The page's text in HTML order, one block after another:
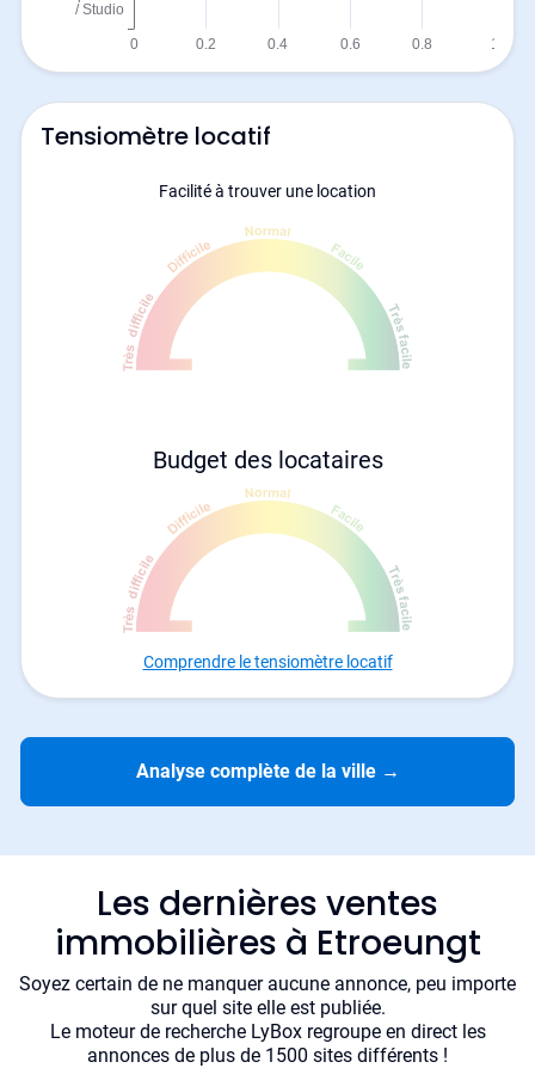
Tensiomètre locatif
Facilité à trouver une location
Budget des locataires
Comprendre le tensiomètre locatif
Analyse complète de la ville →
Les dernières ventes
immobilières à Etroeungt
Soyez certain de ne manquer aucune annonce, peu importe
sur quel site elle est publiée.
Le moteur de recherche LyBox regroupe en direct les
annonces de plus de 1500 sites différents !